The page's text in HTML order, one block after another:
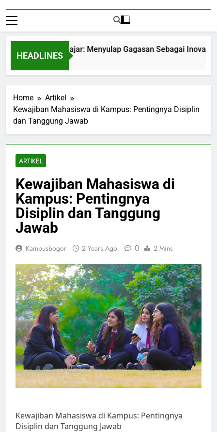
HEADLINES
Pelajar: Menyulap Gagasan Sebagai Inovasi
Ago
Home
Artikel
Kewajiban Mahasiswa di Kampus: Pentingnya Disiplin
dan Tanggung Jawab
ARTIKEL
Kewajiban Mahasiswa di
Kampus: Pentingnya
Disiplin dan Tanggung
Jawab
Kampusbogor 2 Years Ago 0 2 Mins
Kewajiban Mahasiswa di Kampus: Pentingnya
Disiplin dan Tanggung Jawab